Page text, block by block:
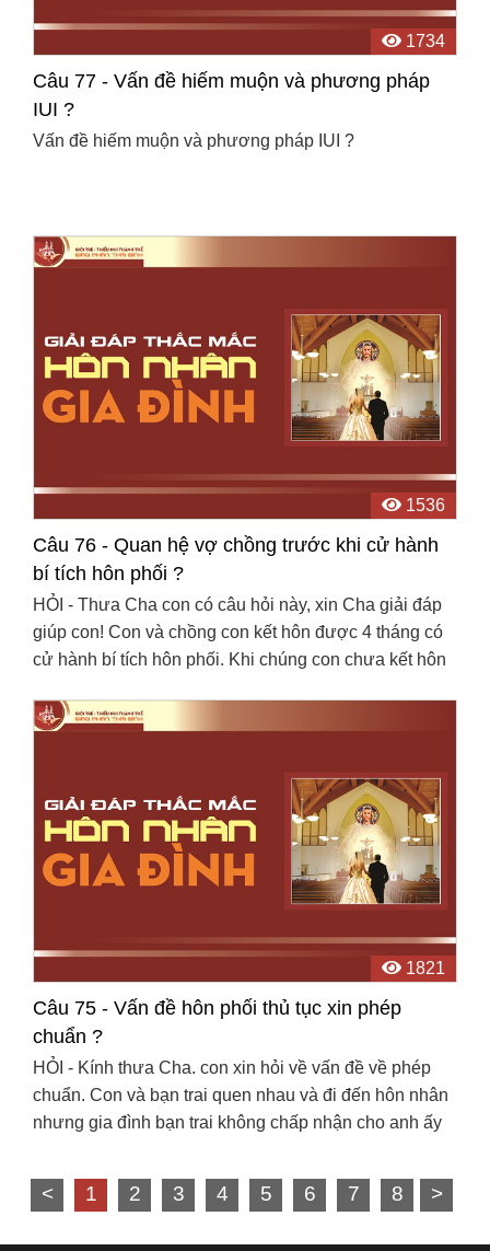
1734
Câu 77 - Vấn đề hiếm muộn và phương pháp
IUI ?
Vấn đề hiếm muộn và phương pháp IUI ?
1536
Câu 76 - Quan hệ vợ chồng trước khi cử hành
bí tích hôn phối ?
HỎI - Thưa Cha con có câu hỏi này, xin Cha giải đáp
giúp con! Con và chồng con kết hôn được 4 tháng có
cử hành bí tích hôn phối. Khi chúng con chưa kết hôn
1821
Câu 75 - Vấn đề hôn phối thủ tục xin phép
chuẩn ?
HỎI - Kính thưa Cha. con xin hỏi về vấn đề về phép
chuẩn. Con và bạn trai quen nhau và đi đến hôn nhân
nhưng gia đình bạn trai không chấp nhận cho anh ấy
< 1 2 3 4 5 6 7 8 >